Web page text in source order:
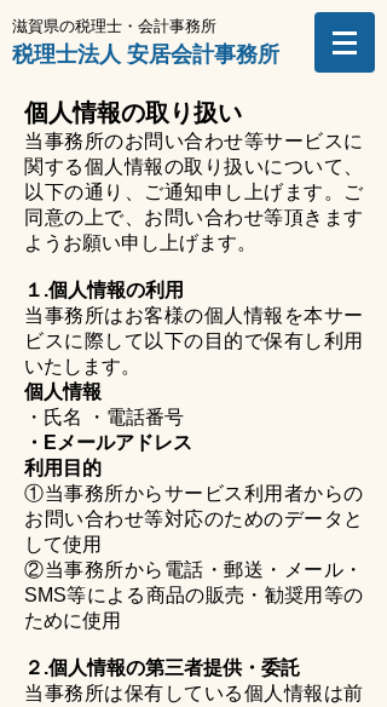
滋賀県の税理士・会計事務所
​税理士法人​安居会計事務所
個人情報の取り扱い
当事務所のお問い合わせ等サービスに
関する個人情報の取り扱いについて、
以下の通り、ご通知申し上げます。ご
同意の上で、お問い合わせ等頂きます
ようお願い申し上げます。
１.個人情報の利用
当事務所はお客様の個人情報を本サー
ビスに際して以下の目的で保有し利用
いたします。
個人情報
・氏名 ・電話番号
・Eメールアドレス
利用目的
①当事務所からサービス利用者からの
お問い合わせ等対応のためのデータと
して使用
②当事務所から電話・郵送・メール・
SMS等による商品の販売・勧奨用等の
ために使用
２.個人情報の第三者提供・委託
当事務所は保有している個人情報は前